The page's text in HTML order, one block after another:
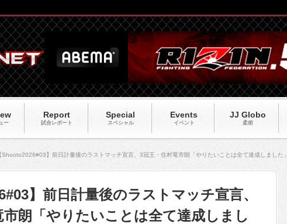
ー
Report
試合レポート
Special
スペシャル
Events
イベント
JJ Globo
柔術
Shooto2026#03】前日計量後のラストマッチ宣言、3冠王・住村竜市朗「やりたいことは全て達成しました」
】前日計量後のラストマッチ宣言、
市朗「やりたいことは全て達成しまし